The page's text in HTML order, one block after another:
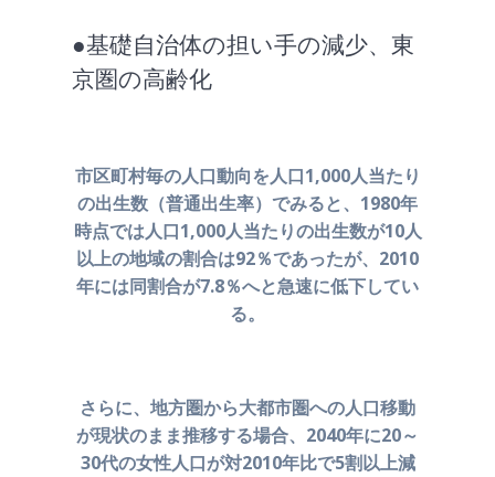
●基礎自治体の担い手の減少、東
京圏の高齢化
市区町村毎の人口動向を人口1,000人当たり
の出生数 （普通出生率）でみると、1980年
時点では人口1,000人当たりの出生数が10人
以上の地域の割合は92％であったが、 2010
年には同割合が7.8％へと急速に低下してい
る。
さらに、地方圏から大都市圏への人口移動
が現状のまま推移する場合、2040年に20～
30代の女性人口が対2010年比で5割以上減